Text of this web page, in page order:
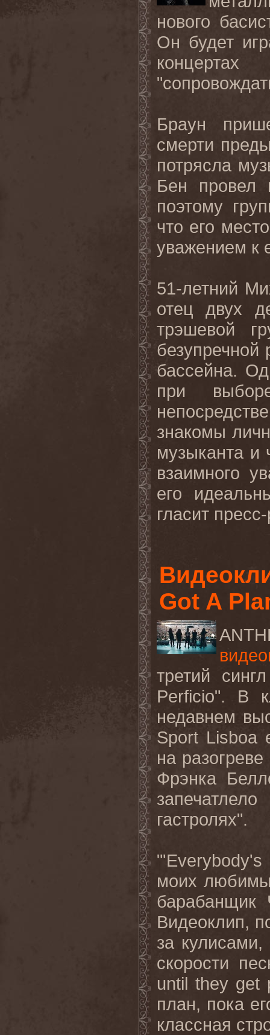
нового
Он будет
Браун
смерти
потрясла
Бен провел
поэтому
что его
уважением к
51-летний
отец двух
трэшевой
безупречной
бассейна.
при
знакомы
музыканта и
взаимного
его
гласит
Got A
третий
Perficio". В
недавнем
Sport Lisboa
на
Фрэнка
гастролях".
"'Everybody's
моих
барабанщик
Видеоклип,
за кулисами,
скорости
until they get
план, пока
классная